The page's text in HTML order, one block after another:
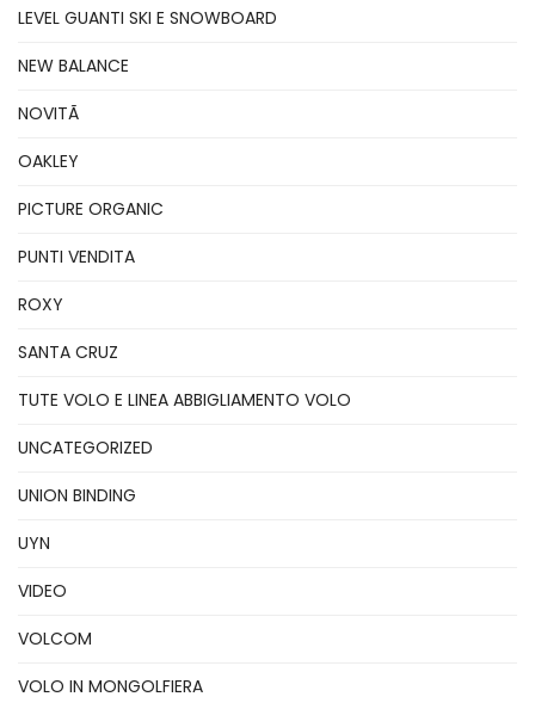
LEVEL GUANTI SKI E SNOWBOARD
NEW BALANCE
NOVITÃ
OAKLEY
PICTURE ORGANIC
PUNTI VENDITA
ROXY
SANTA CRUZ
TUTE VOLO E LINEA ABBIGLIAMENTO VOLO
UNCATEGORIZED
UNION BINDING
UYN
VIDEO
VOLCOM
VOLO IN MONGOLFIERA